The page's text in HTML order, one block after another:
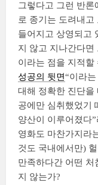
그렇다고 그런 반론
로 종기는 도려내
들어지고 상영되고
지 않고 지나간다면
이라는 점을 지적할
성공의 뒷면“이라
대해 정확한 진단을
공에만 심취했었기
양산이 이루어졌다
영화도 마찬가지라
것도 국내에서만)
만족하다간 어떤 처
지 않는가?